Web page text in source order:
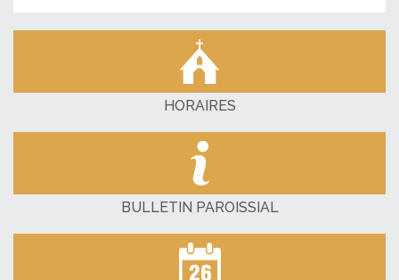
HORAIRES
BULLETIN PAROISSIAL